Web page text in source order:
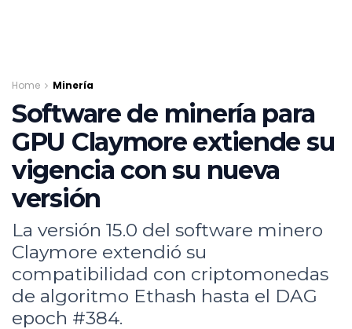
Home Minería
Software de minería para
GPU Claymore extiende su
vigencia con su nueva
versión
La versión 15.0 del software minero
Claymore extendió su
compatibilidad con criptomonedas
de algoritmo Ethash hasta el DAG
epoch #384.